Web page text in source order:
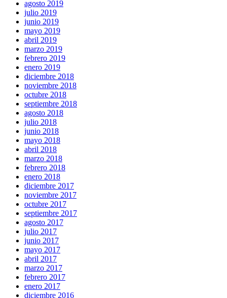
agosto 2019
julio 2019
junio 2019
mayo 2019
abril 2019
marzo 2019
febrero 2019
enero 2019
diciembre 2018
noviembre 2018
octubre 2018
septiembre 2018
agosto 2018
julio 2018
junio 2018
mayo 2018
abril 2018
marzo 2018
febrero 2018
enero 2018
diciembre 2017
noviembre 2017
octubre 2017
septiembre 2017
agosto 2017
julio 2017
junio 2017
mayo 2017
abril 2017
marzo 2017
febrero 2017
enero 2017
diciembre 2016